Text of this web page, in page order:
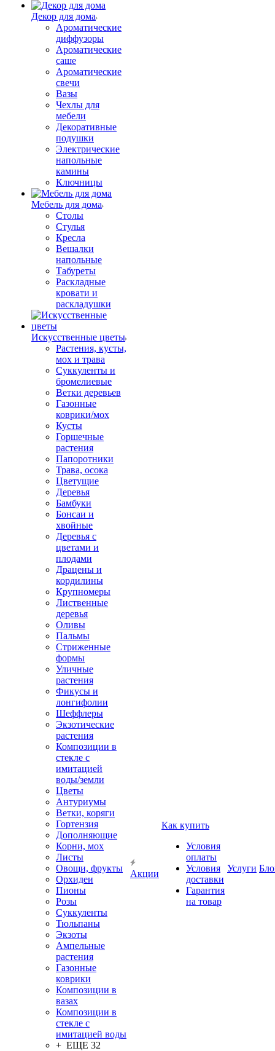
Декор для дома
Ароматические
диффузоры
Ароматические
саше
Ароматические
свечи
Вазы
Чехлы для
мебели
Декоративные
подушки
Электрические
напольные
камины
Ключницы
Мебель для дома
Столы
Стулья
Кресла
Вешалки
напольные
Табуреты
Раскладные
кровати и
раскладушки
Искусственные цветы
Растения, кусты,
мох и трава
Суккуленты и
бромелиевые
Ветки деревьев
Газонные
коврики/мох
Кусты
Горшечные
растения
Папоротники
Трава, осока
Цветущие
Деревья
Бамбуки
Бонсаи и
хвойные
Деревья с
цветами и
плодами
Драцены и
кордилины
Крупномеры
Лиственные
деревья
Оливы
Пальмы
Стриженные
формы
Уличные
растения
Фикусы и
лонгифолии
Шеффлеры
Экзотические
растения
Композиции в
стекле с
имитацией
воды/земли
Цветы
Антуриумы
Ветки, коряги
Гортензия
Дополняющие
Корни, мох
Листы
Овощи, фрукты
Орхидеи
Пионы
Розы
Суккуленты
Тюльпаны
Экзоты
Ампельные
растения
Газонные
коврики
Композиции в
вазах
Композиции в
стекле с
имитацией воды
+ ЕЩЕ 32
Акции
Как купить
Условия
оплаты
Условия
доставки
Гарантия
на товар
Услуги